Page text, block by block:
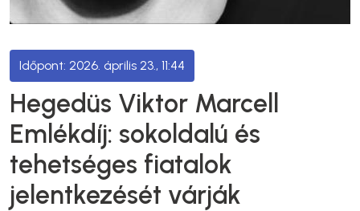
2026. április 23., 11:44
Hegedüs Viktor Marcell
Emlékdíj: sokoldalú és
tehetséges fiatalok
jelentkezését várják